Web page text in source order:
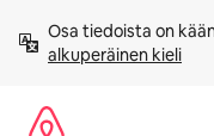
sisältö
väliin
Osa tiedoista on
alkuperäinen kieli